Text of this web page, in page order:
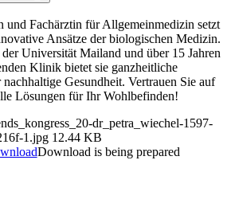
und Fachärztin für Allgemeinmedizin setzt
Ansätze der biologischen Medizin.
Universität Mailand und über 15 Jahren
Klinik bietet sie ganzheitliche
Gesundheit. Vertrauen Sie auf
Lösungen für Ihr Wohlbefinden!
dr_petra_wiechel-1597-
1.jpg 12.44 KB
Download is being prepared